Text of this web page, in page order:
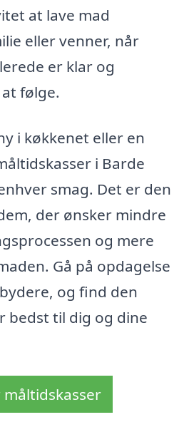
at lave mad
eller venner, når
er klar og
følge.
i køkkenet eller en
i Barde
smag. Det er den
der ønsker mindre
og mere
Gå på opdagelse
og find den
bedst til dig og dine